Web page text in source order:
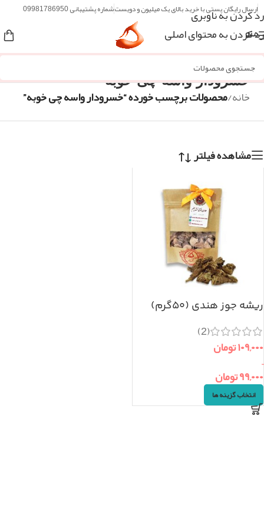
رد کردن به ناوبری
رد کردن به محتوای اصلی
ارسال رایگان پستی با خرید بالای یک میلیون و دویستشماره پشتیبانی 09981786950
منو
خسرودار واسه چی خوبه
خانه/محصولات برچسب خورده “خسرودار واسه چی خوبه”
مشاهده فیلتر
ریشه جوز هندی (۵۰گرم)
(2)
۱۰۹,۰۰۰تومان
–
۹۹,۰۰۰تومان
انتخاب گزینه ها